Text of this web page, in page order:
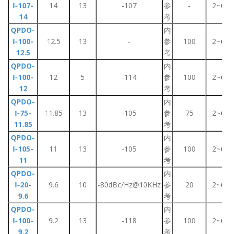
I-107-
14
14 13 -107
参
考
- 2~6
QPDO-
I-100-
12.5
12.5 13 -
内
参
考
100 2~6
QPDO-
I-100-
12
12 5 -114
内
参
考
100 2~6
QPDO-
I-75-
11.85
11.85 13 -105
内
参
考
75 2~6
QPDO-
I-105-
11
11 13 -105
内
参
考
100 2~6
QPDO-
I-20-
9.6
9.6 10 -80dBc/Hz@10KHz
内
参
考
20 2~6
QPDO-
I-100-
9.2
9.2 13 -118
内
参
考
100 2~6